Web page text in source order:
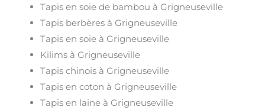
Tapis en soie de bambou à Grigneuseville
Tapis berbères à Grigneuseville
Tapis en soie à Grigneuseville
Kilims à Grigneuseville
Tapis chinois à Grigneuseville
Tapis en coton à Grigneuseville
Tapis en laine à Grigneuseville